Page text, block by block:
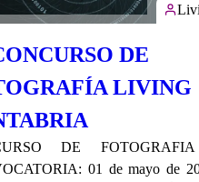
DE
LIVING
DE
01 de mayo de